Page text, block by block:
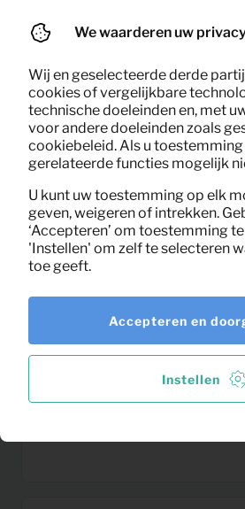
We waarderen uw
Wij en geselecteerde derde
cookies of vergelijkbare
technische doeleinden en, met
voor andere doeleinden zoals
cookiebeleid. Als u
gerelateerde functies mogelijk
U kunt uw toestemming op elk
geven, weigeren of intrekken.
‘Accepteren’ om toestemming
'Instellen' om zelf te selecteren
toe geeft.
Instellen
Accepteren en